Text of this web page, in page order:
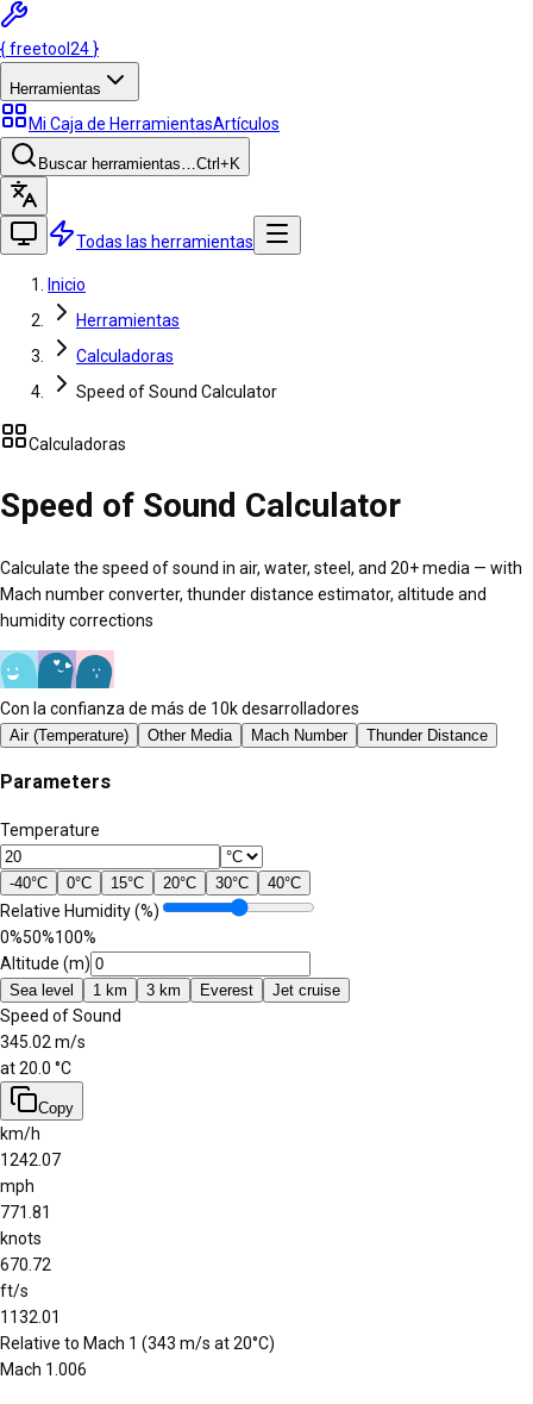
{freetool 24 }
Herramientas
Mi Caja de HerramientasArtículos
Buscar herramientas…Ctrl +K
Todas las herramientas
Inicio
Herramientas
Calculadoras
Speed of Sound Calculator
Calculadoras
Speed of Sound Calculator
Calculate the speed of sound in air, water, steel, and 20+ media — with
Mach number converter, thunder distance estimator, altitude and
humidity corrections
Con la confianza de más de 10k desarrolladores
Air (Temperature) Other Media Mach Number Thunder Distance
Parameters
Temperature
-40°C 0°C 15°C 20°C 30°C 40°C
Relative Humidity (%)
0%50%100%
Altitude (m)
Sea level 1 km 3 km Everest Jet cruise
Speed of Sound
345.02 m/s
at 20.0 °C
Copy
km/h
1242.07
mph
771.81
knots
670.72
ft/s
1132.01
Relative to Mach 1 (343 m/s at 20°C)
Mach 1.006